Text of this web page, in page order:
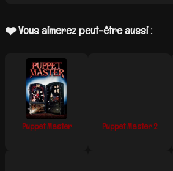
❤️ Vous aimerez peut-être aussi :
Puppet Master Puppet Master 2